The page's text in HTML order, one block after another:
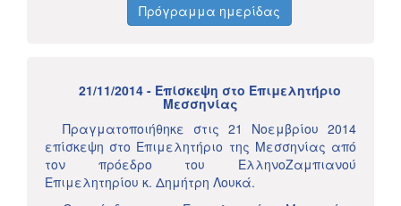
Πρόγραμμα ημερίδας
21/11/2014 - Επίσκεψη στο Επιμελητήριο
Μεσσηνίας
Πραγματοποιήθηκε στις 21 Νοεμβρίου 2014
επίσκεψη στο Επιμελητήριο της Μεσσηνίας από
τον πρόεδρο του ΕλληνοΖαμπιανού
Επιμελητηρίου κ. Δημήτρη Λουκά.